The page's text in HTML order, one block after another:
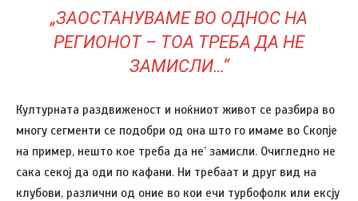
„ЗАОСТАНУВАМЕ ВО ОДНОС НА
РЕГИОНОТ – ТОА ТРЕБА ДА НЕ
ЗАМИСЛИ…“
Културната раздвиженост и ноќниот живот се разбира во
многу сегменти се подобри од она што го имаме во Скопје
на пример, нешто кое треба да не’ замисли. Очигледно не
сака секој да оди по кафани. Ни требаат и друг вид на
клубови, различни од оние во кои ечи турбофолк или ексју